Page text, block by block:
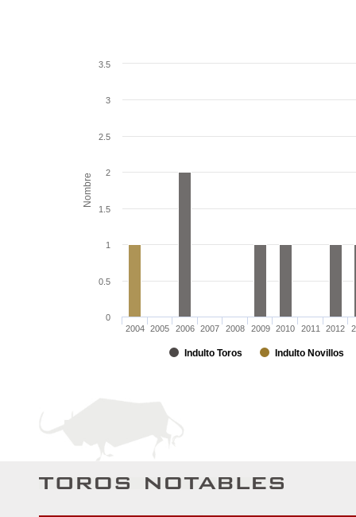
Nombre
Indulto Toros Indulto Novillos
2004 2005 2006 2007 2008 2009 2010 2011 2012
0
0.5
1
1.5
2
2.5
3
3.5